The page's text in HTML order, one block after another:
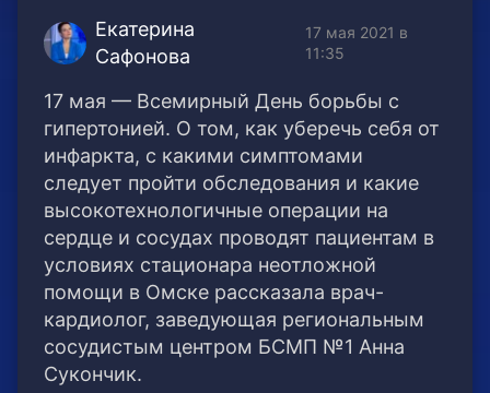
Екатерина
Сафонова
17 мая 2021 в
11:35
17 мая — Всемирный День борьбы с
гипертонией. О том, как уберечь себя от
инфаркта, с какими симптомами
следует пройти обследования и какие
высокотехнологичные операции на
сердце и сосудах проводят пациентам в
условиях стационара неотложной
помощи в Омске рассказала врач-
кардиолог, заведующая региональным
сосудистым центром БСМП №1 Анна
Сукончик.